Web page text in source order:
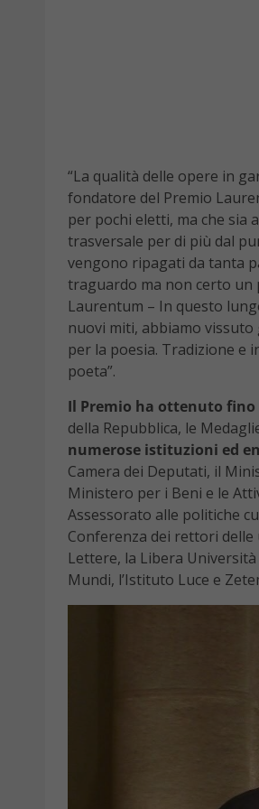
“La qualità delle opere in
fondatore del Premio
per pochi eletti, ma che sia
trasversale per di più dal
vengono ripagati da tanta
traguardo ma non certo
Laurentum – In questo
nuovi miti, abbiamo vissuto
per la poesia. Tradizione e
poeta”.
Il Premio ha ottenuto
della Repubblica, le
numerose istituzioni ed
Camera dei Deputati, il
Ministero per i Beni e le
Assessorato alle politiche
Conferenza dei rettori delle
Lettere, la Libera Università
Mundi, l’Istituto Luce e